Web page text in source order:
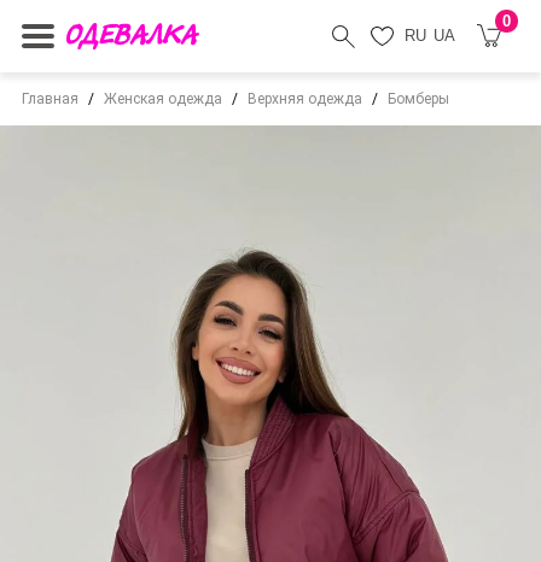
RU UA
0
Главная Женская одежда Верхняя одежда Бомберы